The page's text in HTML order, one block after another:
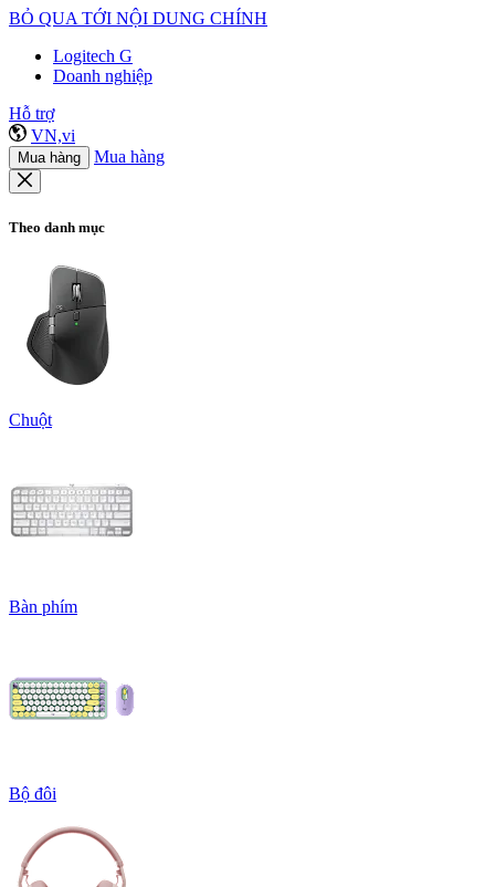
BỎ QUA TỚI NỘI DUNG CHÍNH
Logitech G
Doanh nghiệp
Hỗ trợ
VN,vi
Mua hàng Mua hàng
Theo danh mục
Chuột
Bàn phím
Bộ đôi